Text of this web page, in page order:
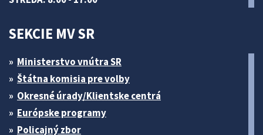
SEKCIE MV SR
Ministerstvo vnútra SR
Štátna komisia pre volby
Okresné úrady/Klientske centrá
Európske programy
Policajný zbor